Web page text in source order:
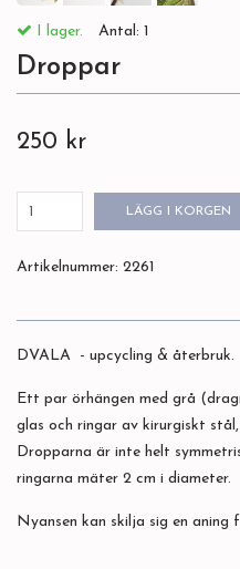
I lager. Antal: 1
Droppar
250 kr
LÄGG I KORGEN
Artikelnummer: 2261
DVALA - upcycling & återbruk.
Ett par örhängen med grå
glas och ringar av kirurgiskt
Dropparna är inte helt
ringarna mäter 2 cm i diameter.
Nyansen kan skilja sig en aning